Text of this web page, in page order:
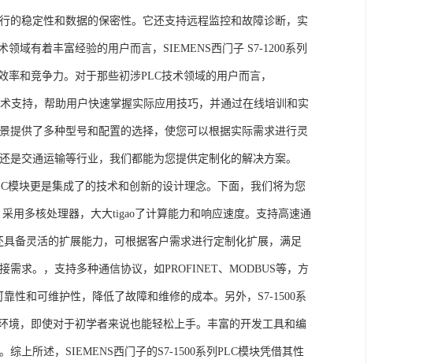
的稳定性和数据的保密性。它还支持远程监控和故障诊断，实
域有着丰富经验的用户而言，SIEMENS西门子 S7-1200系列
和竞争力。对于那些初涉PLC技术领域的用户而言，
支持，帮助用户快速掌握实际应用技巧，并通过在线培训和实
提供了多种型号和配置的选择，使您可以根据实际需求进行灵
交通运输等行业，我们都能为您提供定制化的解决方案。
更是集成了的技术和创新的设计理念。下面，我们将为您
用多核处理器，大大tigao了计算能力和响应速度。支持高速通
备灵活的扩展能力，可根据客户需求进行定制化扩展，满足
求。，支持多种通信协议，如PROFINET、MODBUS等，方
性和可维护性，降低了故障和维修的成本。另外，S7-1500系
境，即使对于初学者来说也能轻松上手。丰富的开发工具和编
上所述，SIEMENS西门子的S7-1500系列PLC模块凭借其性